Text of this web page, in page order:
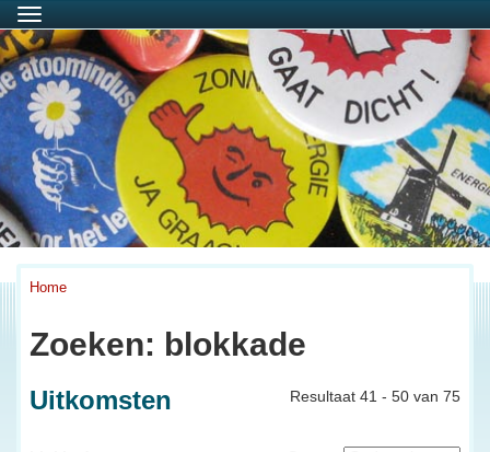
Menu
Home
Zoeken: blokkade
Resultaat 41 - 50 van 75
Uitkomsten